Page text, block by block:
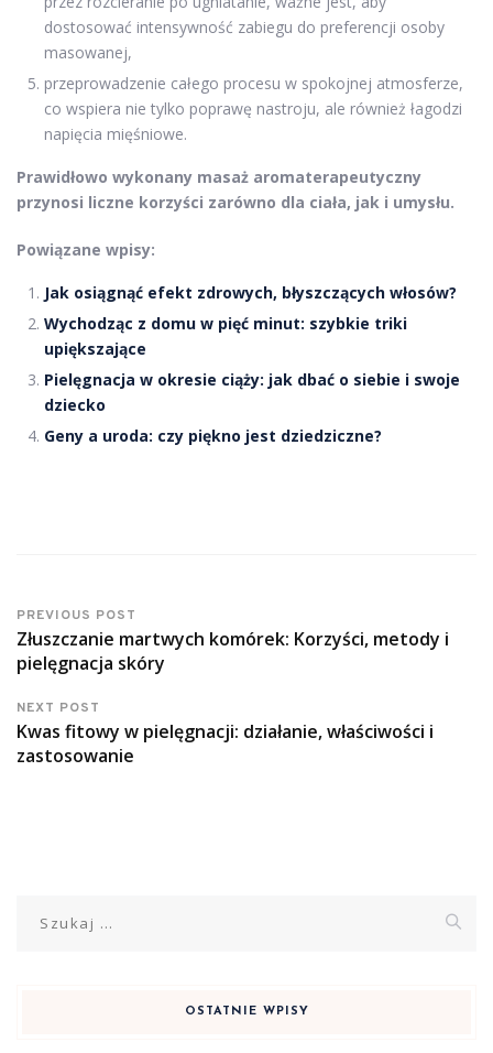
dostosować intensywność zabiegu do preferencji osoby
masowanej,
przeprowadzenie całego procesu w spokojnej atmosferze,
co wspiera nie tylko poprawę nastroju, ale również łagodzi
napięcia mięśniowe.
Prawidłowo wykonany masaż aromaterapeutyczny
przynosi liczne korzyści zarówno dla ciała, jak i umysłu.
Powiązane wpisy:
Jak osiągnąć efekt zdrowych, błyszczących włosów?
Wychodząc z domu w pięć minut: szybkie triki
upiększające
Pielęgnacja w okresie ciąży: jak dbać o siebie i swoje
dziecko
Geny a uroda: czy piękno jest dziedziczne?
PREVIOUS POST
Złuszczanie martwych komórek: Korzyści, metody i
pielęgnacja skóry
NEXT POST
Kwas fitowy w pielęgnacji: działanie, właściwości i
zastosowanie
OSTATNIE WPISY